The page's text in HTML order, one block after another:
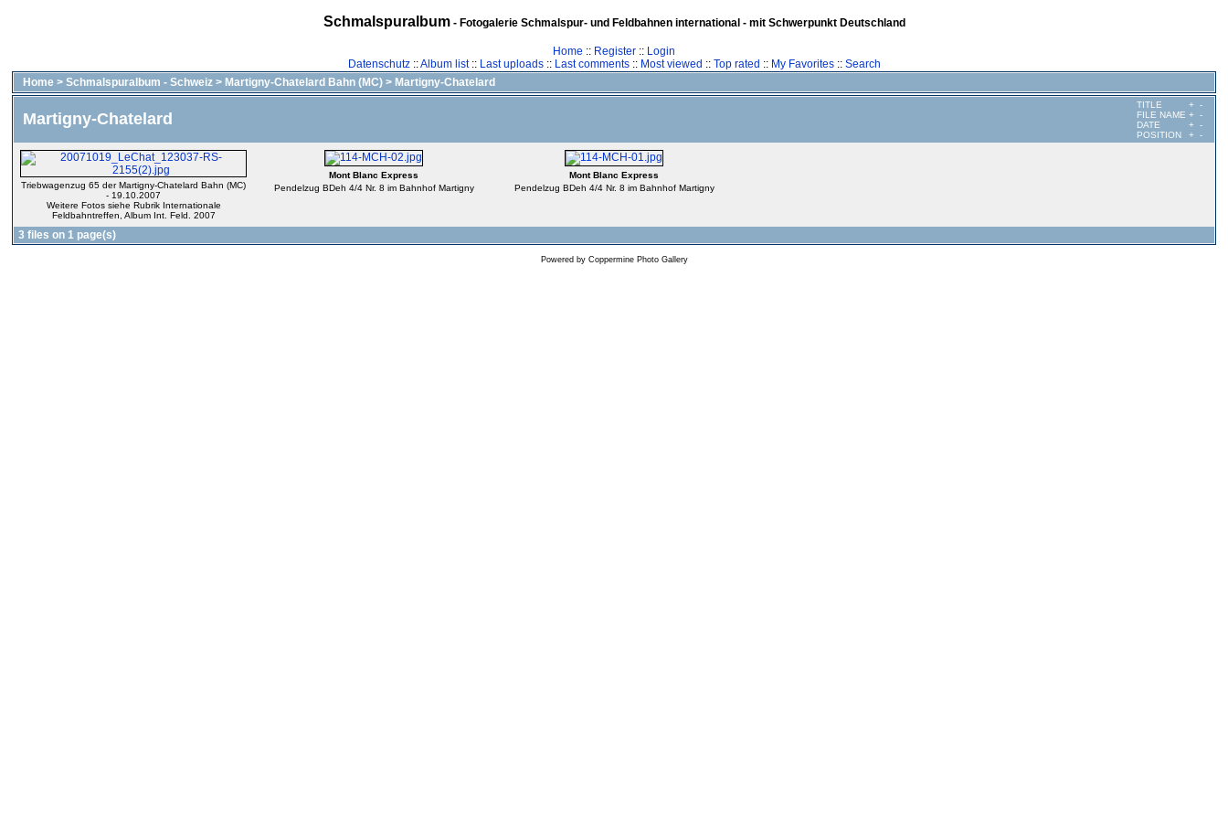
Schmalspuralbum- Fotogalerie Schmalspur- und Feldbahnen international - mit Schwerpunkt Deutschland
Home :: Register :: Login
Datenschutz::Album list:: Last uploads:: Last comments:: Most viewed :: Top rated :: My Favorites:: Search
Home > Schmalspuralbum - Schweiz > Martigny-Chatelard Bahn (MC) > Martigny-Chatelard
Martigny-Chatelard
TITLE + -
FILE NAME + -
DATE
+ -
POSITION
+ -
Triebwagenzug 65 der Martigny-Chatelard Bahn (MC)
- 19.10.2007
Weitere Fotos siehe Rubrik Internationale
Feldbahntreffen, Album Int. Feld. 2007
Mont Blanc Express
Pendelzug BDeh 4/4 Nr. 8 im Bahnhof Martigny
Mont Blanc Express
Pendelzug BDeh 4/4 Nr. 8 im Bahnhof Martigny
3 files on 1 page(s)
Powered by Coppermine Photo Gallery